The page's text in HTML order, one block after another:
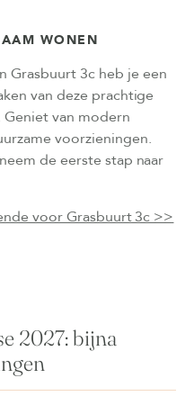
WONEN
Grasbuurt 3c heb je een
van deze prachtige
Geniet van modern
voorzieningen.
de eerste stap naar
voor Grasbuurt 3c >>
2027: bijna